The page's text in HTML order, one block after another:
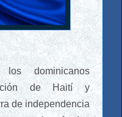
dominicanos
de Haití y
de independencia